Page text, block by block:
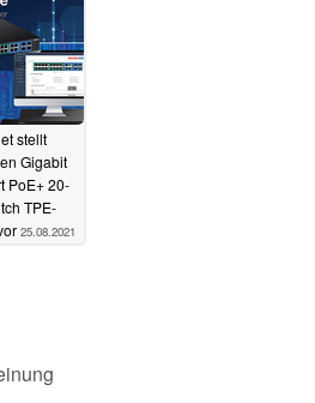
stellt
Gigabit
PoE+ 20-
TPE-
25.08.2021